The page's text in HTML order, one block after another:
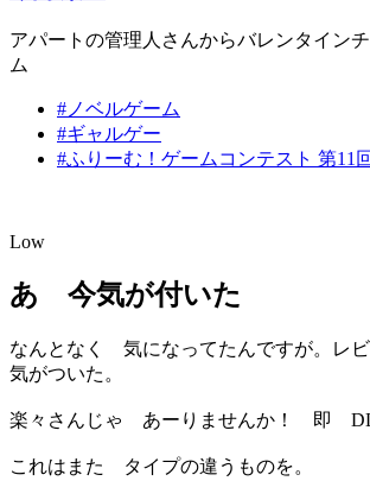
アパートの管理人さんからバレンタイン
ム
#ノベルゲーム
#ギャルゲー
#ふりーむ！ゲームコンテスト 第11
Low
あ 今気が付いた
なんとなく 気になってたんですが。レ
気がついた。
楽々さんじゃ あーりませんか！ 即 DL
これはまた タイプの違うものを。